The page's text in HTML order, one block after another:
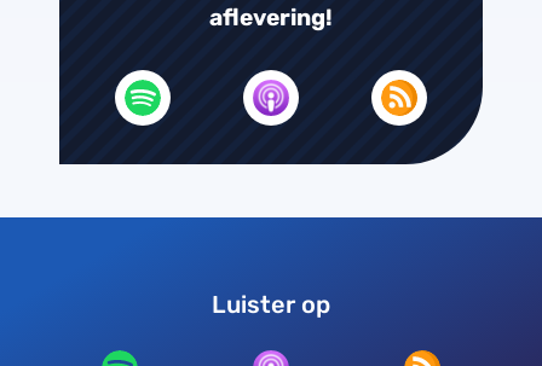
aflevering!
Luister op